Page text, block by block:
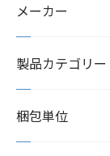
メーカー
製品カテゴリー
梱包単位